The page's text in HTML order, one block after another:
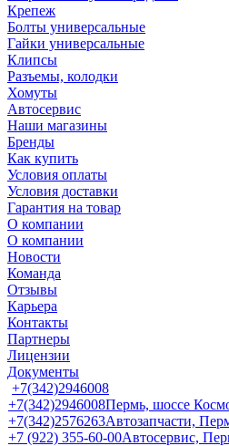
Крепеж
Болты универсальные
Гайки универсальные
Клипсы
Разъемы, колодки
Хомуты
Автосервис
Наши магазины
Бренды
Как купить
Условия оплаты
Условия доставки
Гарантия на товар
О компании
О компании
Новости
Команда
Отзывы
Карьера
Контакты
Партнеры
Лицензии
Документы
+7(342)2946008
+7(342)2946008Пермь, шоссе
+7(342)2576263Автозапчасти,
+7 (922) 355-60-00Автосервис,